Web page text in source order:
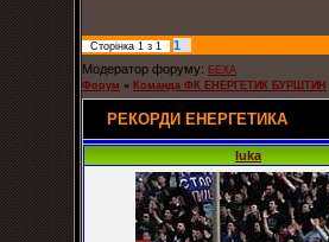
Сторінка 1 з 1
1
Модератор форуму: БЕХА
Форум » Команда ФК ЕНЕРГЕТИК БУРШТИН
РЕКОРДИ ЕНЕРГЕТИКА
luka